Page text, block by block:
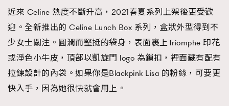
近來 Celine 熱度不斷升高，2021春夏系列上架後更受歡
迎。全新推出的 Celine Lunch Box 系列，盒狀外型得到不
少女士關注。圓潤而堅挺的袋身，表面裹上Triomphe 印花
或淨色小牛皮，頂部以凱旋門 logo 為鎖扣，裡面藏有配有
拉鍊設計的內袋。如果你是Blackpink Lisa 的粉絲，可要更
快入手，因為她很快就會用上。